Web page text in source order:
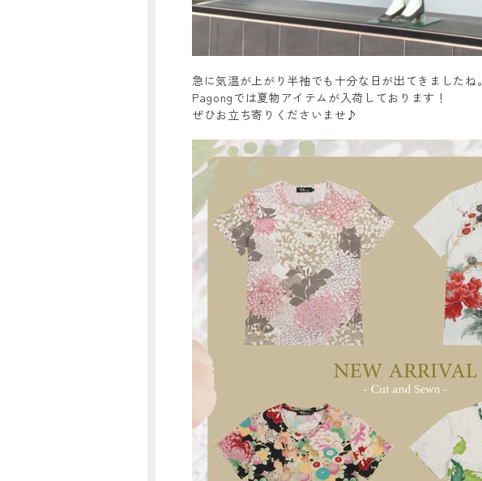
急に気温が上がり半袖でも十分な日が出てきましたね。
Pagongでは夏物アイテムが入荷しております！
ぜひお立ち寄りくださいませ♪